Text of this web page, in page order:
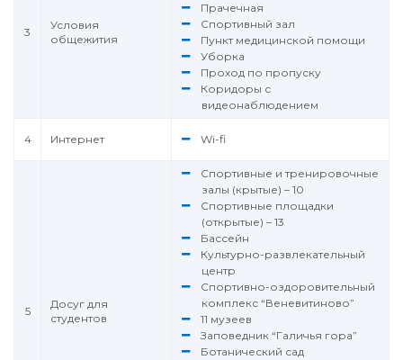
3
Условия
общежития
Прачечная
Спортивный зал
Пункт медицинской помощи
Уборка
Проход по пропуску
Коридоры с
видеонаблюдением
4 Интернет Wi-fi
5
Досуг для
студентов
Спортивные и тренировочные
залы (крытые) – 10
Спортивные площадки
(открытые) – 13
Бассейн
Культурно-развлекательный
центр
Спортивно-оздоровительный
комплекс “Веневитиново”
11 музеев
Заповедник “Галичья гора”
Ботанический сад